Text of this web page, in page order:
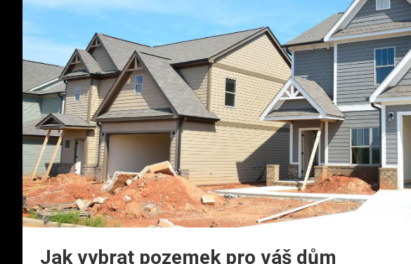
Jak vybrat pozemek pro váš dům